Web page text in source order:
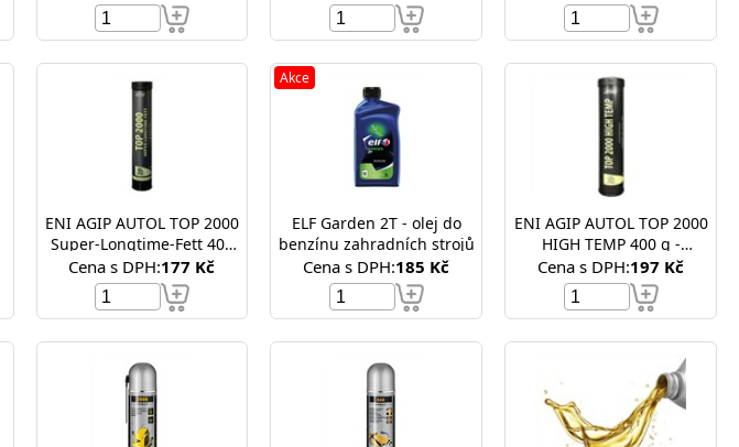
ENI AGIP AUTOL TOP 2000
Super-Longtime-Fett 400
g - plastické mazivo,
vazelina
Cena s DPH:177 Kč
Akce
ELF Garden 2T - olej do
benzínu zahradních strojů
Cena s DPH:185 Kč
ENI AGIP AUTOL TOP 2000
HIGH TEMP 400 g -
plastické mazivo, vazelina
Cena s DPH:197 Kč